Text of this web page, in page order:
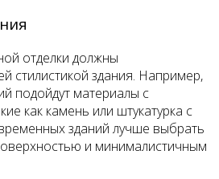
отделки должны
стилистикой здания. Например,
подойдут материалы с
как камень или штукатурка с
зданий лучше выбрать
и минималистичным